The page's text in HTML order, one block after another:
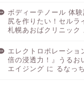
ボディーテノール 体
尻を作りたい！セルラ
札幌あおばクリニック
エレクトロポレーショ
倍の浸透力！』うるお
エイジング に るなっち